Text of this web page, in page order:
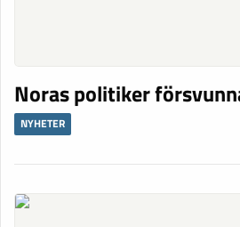
Noras politiker
NYHETER